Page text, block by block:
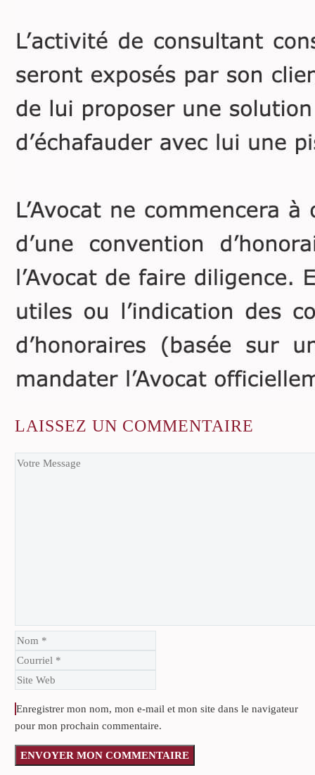
LAISSEZ UN COMMENTAIRE
Enregistrer mon nom, mon e-mail et mon site dans le navigateur
pour mon prochain commentaire.
ENVOYER MON COMMENTAIRE